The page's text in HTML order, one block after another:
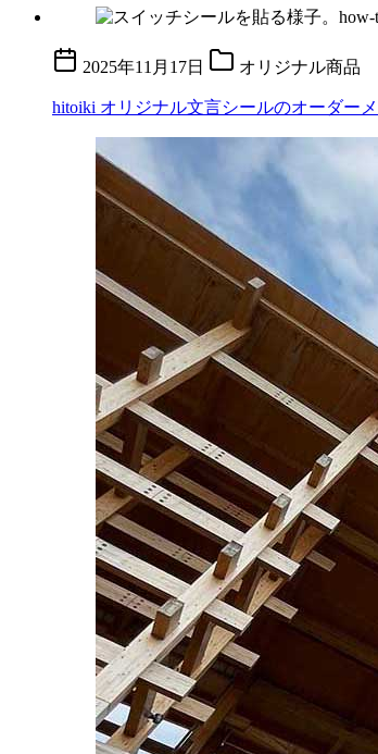
2025年11月17日 オリジナル商品
hitoiki オリジナル文言シールのオーダー